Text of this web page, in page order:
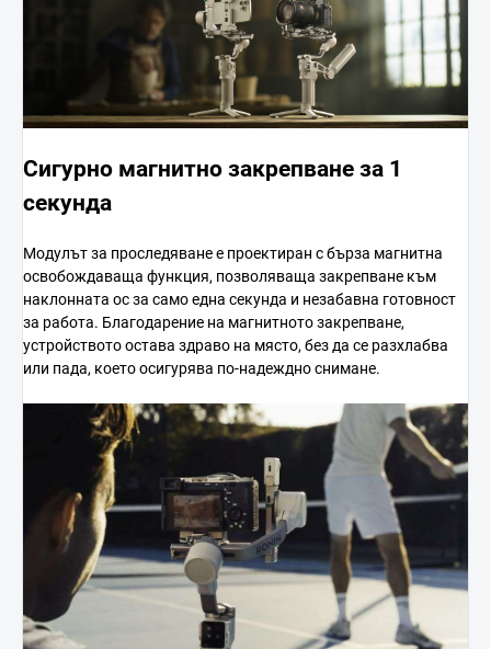
Сигурно магнитно закрепване за 1
секунда
Модулът за проследяване е проектиран с бърза магнитна
освобождаваща функция, позволяваща закрепване към
наклонната ос за само една секунда и незабавна готовност
за работа. Благодарение на магнитното закрепване,
устройството остава здраво на място, без да се разхлабва
или пада, което осигурява по-надеждно снимане.